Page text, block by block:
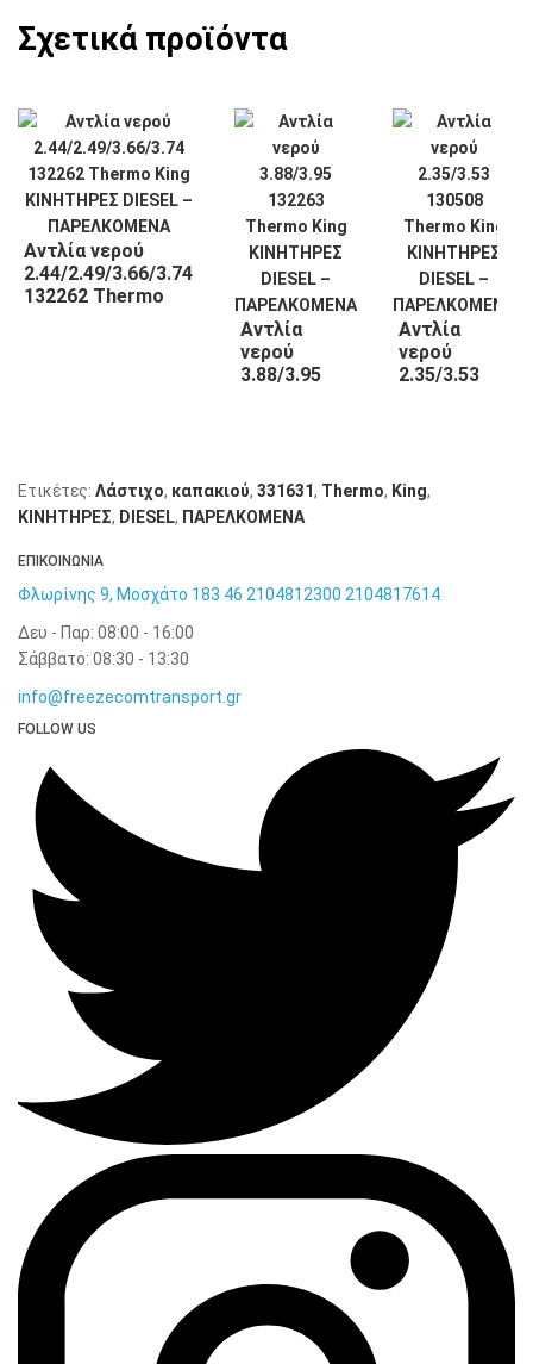
Σχετικά προϊόντα
Αντλία νερού
2.44/2.49/3.66/3.74
132262 Thermo
Αντλία
νερού
3.88/3.95
Αντλία
νερού
2.35/3.53
Ετικέτες: Λάστιχο, καπακιού, 331631, Thermo, King,
KΙΝΗΤΗΡΕΣ, DIESEL, ΠΑΡΕΛΚΟΜΕΝΑ
ΕΠΙΚΟΙΝΩΝΙΑ
Φλωρίνης 9, Μοσχάτο 183 46 2104812300 2104817614
Δευ - Παρ: 08:00 - 16:00
Σάββατο: 08:30 - 13:30
info@freezecomtransport.gr
FOLLOW US